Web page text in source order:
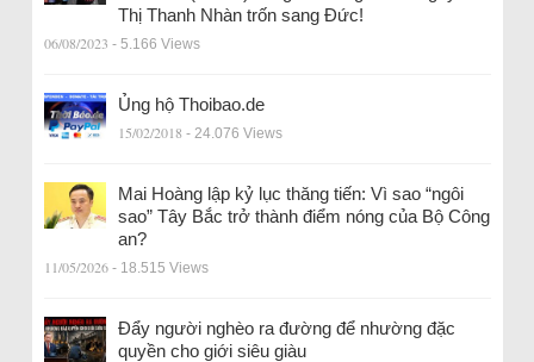
Thị Thanh Nhàn trốn sang Đức!
06/08/2023 - 5.166 Views
Ủng hộ Thoibao.de
15/02/2018 - 24.076 Views
Mai Hoàng lập kỷ lục thăng tiến: Vì sao “ngôi
sao” Tây Bắc trở thành điểm nóng của Bộ Công
an?
11/05/2026 - 18.515 Views
Đẩy người nghèo ra đường để nhường đặc
quyền cho giới siêu giàu